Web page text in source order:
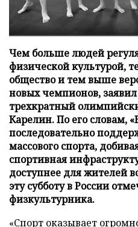
Чем больше людей
физической культурой,
общество и тем выше
новых чемпионов,
трехкратный
Карелин. По его словам,
последовательно
массового спорта,
спортивная
доступнее для жителей
эту субботу в России
физкультурника.
«Спорт оказывает